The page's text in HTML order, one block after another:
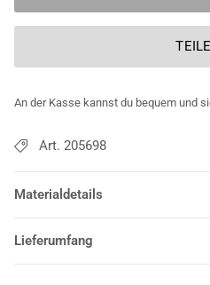
An der Kasse kannst du bequem und
Art. 205698
Materialdetails
Lieferumfang